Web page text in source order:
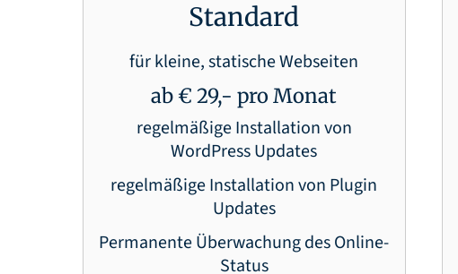
Standard
für kleine, statische Webseiten
ab € 29,- pro Monat
regelmäßige Installation von
WordPress Updates
regelmäßige Installation von Plugin
Updates
Permanente Überwachung des Online-
Status